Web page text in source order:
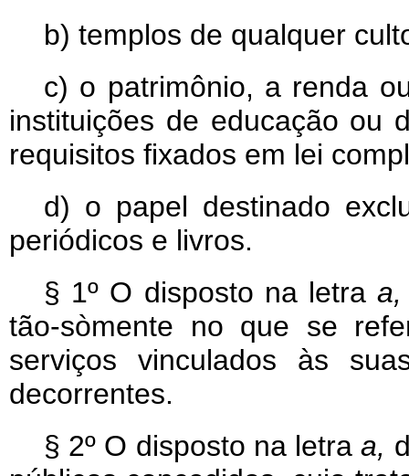
b) templos de qualquer
c) o patrimônio, a renda
instituições de educação ou
requisitos fixados em lei
d) o papel destinado
periódicos e livros.
§ 1º O disposto na letraa,
tão-sòmente no que se
serviços vinculados às
decorrentes.
§ 2º O disposto na letraa,